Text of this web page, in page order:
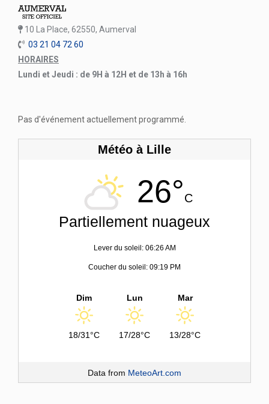
10 La Place, 62550, Aumerval
03 21 04 72 60
HORAIRES
Lundi et Jeudi : de 9H à 12H et de 13h à 16h
Pas d'événement actuellement programmé.
Météo à Lille
26°C
Partiellement nuageux
Lever du soleil: 06:26 AM
Coucher du soleil: 09:19 PM
Dim
18/31°C
Lun
17/28°C
Mar
13/28°C
Data from MeteoArt.com